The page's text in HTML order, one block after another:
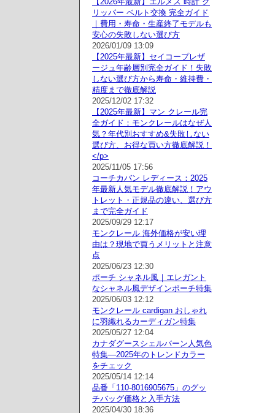
リッパー ベルト交換 完全ガイド
｜費用・寿命・生産終了モデルも
安心の失敗しない選び方
2026/01/09 13:09
【2025年最新】セイコープレザ
ージュ年齢層別完全ガイド！失敗
しない選び方から寿命・維持費・
精度まで徹底解説
2025/12/02 17:32
【2025年最新】マン クレール完
全ガイド：モンクレールはなぜ人
気？年代別おすすめ&失敗しない
選び方、お得な買い方徹底解説！
</p>
2025/11/05 17:56
コーチカバン レディース：2025
年最新人気モデル徹底解説！アウ
トレット・正規品の違い、選び方
まで完全ガイド
2025/09/29 12:17
モンクレール 海外価格が安い理
由は？現地で買うメリットと注意
点
2025/06/23 12:30
ポーチ シャネル風｜エレガント
なシャネル風デザインポーチ特集
2025/06/03 12:12
モンクレール cardigan おしゃれ
に羽織れるカーディガン特集
2025/05/27 12:04
カナダグースシェルバーン人気色
特集—2025年のトレンドカラー
をチェック
2025/05/14 12:14
品番「110-8016905675」のグッ
チバッグ価格と入手方法
2025/04/30 18:36